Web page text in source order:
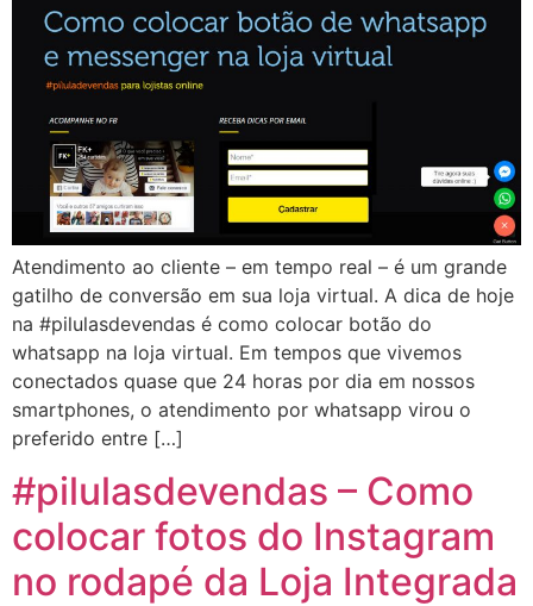
Atendimento ao cliente – em tempo real – é um grande
gatilho de conversão em sua loja virtual. A dica de hoje
na #pilulasdevendas é como colocar botão do
whatsapp na loja virtual. Em tempos que vivemos
conectados quase que 24 horas por dia em nossos
smartphones, o atendimento por whatsapp virou o
preferido entre […]
#pilulasdevendas – Como
colocar fotos do Instagram
no rodapé da Loja Integrada